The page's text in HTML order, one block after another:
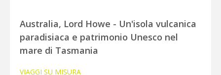
Australia, Lord Howe - Un'isola vulcanica
paradisiaca e patrimonio Unesco nel
mare di Tasmania
VIAGGI SU MISURA